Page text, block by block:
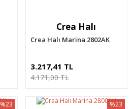
Crea Halı
Crea Halı Marina 2802AK
3.217,41 TL
4.171,00 TL
%23 %23